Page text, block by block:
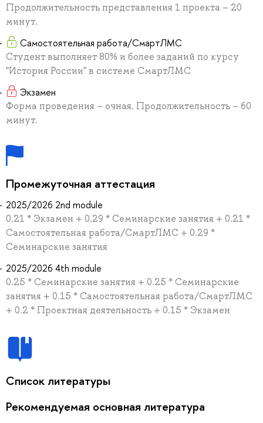
Продолжительность представления 1 проекта – 20
минут.
Самостоятельная работа/СмартЛМС
Студент выполняет 80% и более заданий по курсу
"История России" в системе СмартЛМС
Экзамен
Форма проведения – очная. Продолжительность – 60
минут.
Промежуточная аттестация
2025/2026 2nd module
0.21 * Экзамен + 0.29 * Семинарские занятия + 0.21 *
Самостоятельная работа/СмартЛМС + 0.29 *
Семинарские занятия
2025/2026 4th module
0.25 * Семинарские занятия + 0.25 * Семинарские
занятия + 0.15 * Самостоятельная работа/СмартЛМС
+ 0.2 * Проектная деятельность + 0.15 * Экзамен
Список литературы
Рекомендуемая основная литература